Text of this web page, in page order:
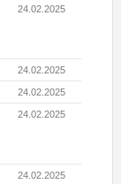
24.02.2025
24.02.2025
24.02.2025
24.02.2025
24.02.2025